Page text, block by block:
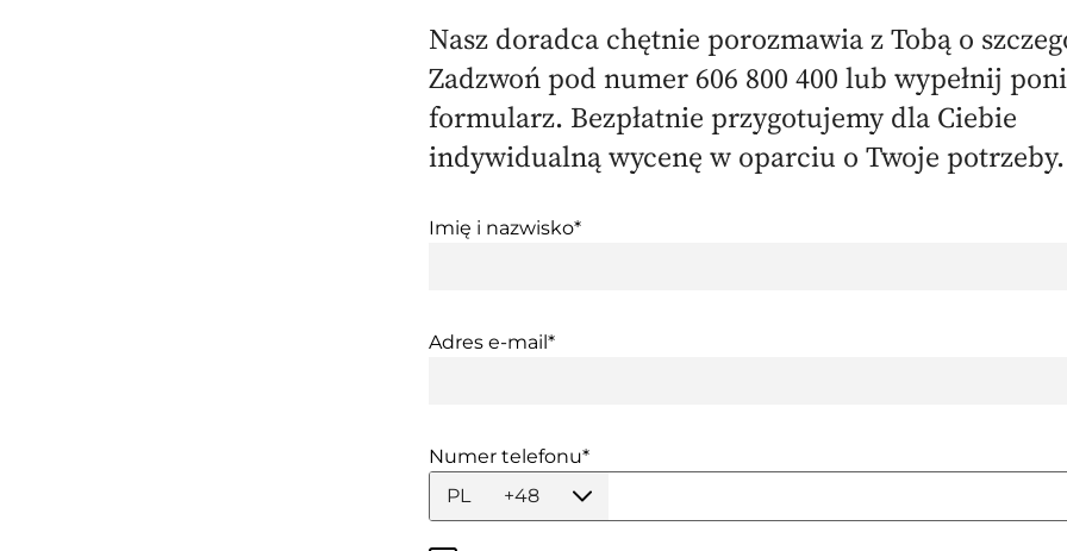
Nasz doradca chętnie porozmawia z Tobą o
Zadzwoń pod numer 606 800 400 lub wypełnij
formularz. Bezpłatnie przygotujemy dla Ciebie
indywidualną wycenę w oparciu o Twoje potrzeby.
Imię i nazwisko*
Adres e-mail*
Numer telefonu*
PL
+48